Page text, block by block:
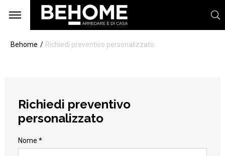
Behome Richiedi preventivo personalizzato
Richiedi preventivo
personalizzato
Nome *